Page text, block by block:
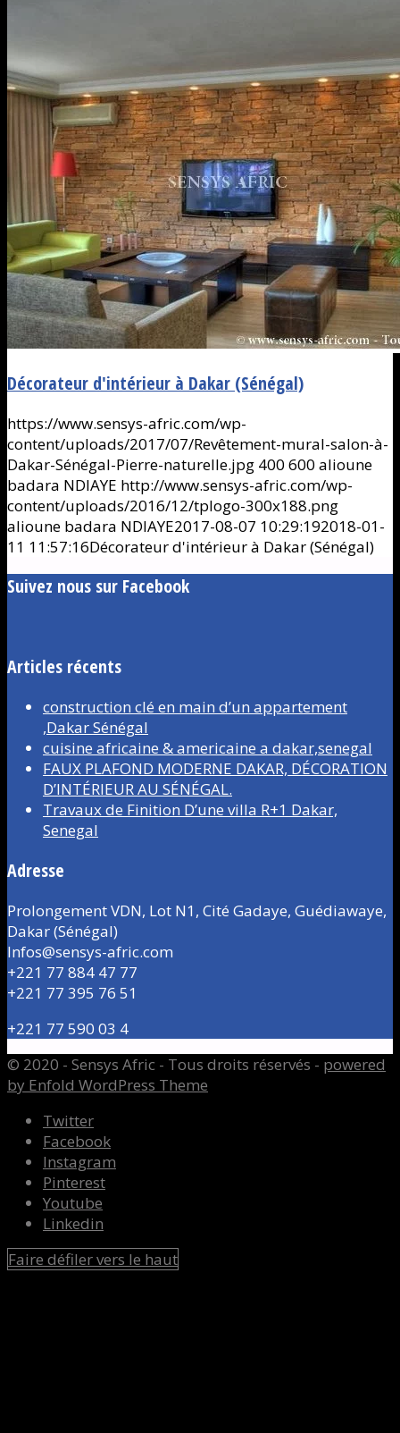
Décorateur d'intérieur à Dakar (Sénégal)
https://www.sensys-afric.com/wp-
content/uploads/2017/07/Revêtement-mural-salon-à-
Dakar-Sénégal-Pierre-naturelle.jpg 400 600 alioune
badara NDIAYE http://www.sensys-afric.com/wp-
content/uploads/2016/12/tplogo-300x188.png
alioune badara NDIAYE2017-08-07 10:29:192018-01-
11 11:57:16Décorateur d'intérieur à Dakar (Sénégal)
Suivez nous sur Facebook
Articles récents
construction clé en main d’un appartement
,Dakar Sénégal
cuisine africaine & americaine a dakar,senegal
FAUX PLAFOND MODERNE DAKAR, DÉCORATION
D’INTÉRIEUR AU SÉNÉGAL.
Travaux de Finition D’une villa R+1 Dakar,
Senegal
Adresse
Prolongement VDN, Lot N1, Cité Gadaye, Guédiawaye,
Dakar (Sénégal)
Infos@sensys-afric.com
+221 77 884 47 77
+221 77 395 76 51
+221 77 590 03 4
© 2020 - Sensys Afric - Tous droits réservés - powered
by Enfold WordPress Theme
Twitter
Facebook
Instagram
Pinterest
Youtube
Linkedin
Faire défiler vers le haut